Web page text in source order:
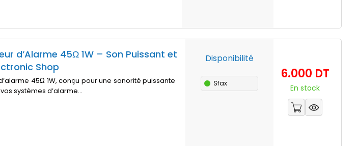
d’Alarme 45Ω 1W – Son Puissant et
Shop
45Ω 1W, conçu pour une sonorité puissante
systèmes d’alarme...
Disponibilité
Sfax
6.000 DTPrix
En stock